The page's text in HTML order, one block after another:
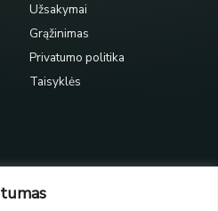
Užsakymai
Grąžinimas
Privatumo politika
Taisyklės